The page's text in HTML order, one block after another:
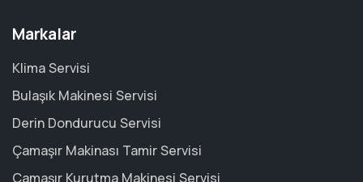
Markalar
Klima Servisi
Bulaşık Makinesi Servisi
Derin Dondurucu Servisi
Çamaşır Makinası Tamir Servisi
Çamaşır Kurutma Makinesi Servisi